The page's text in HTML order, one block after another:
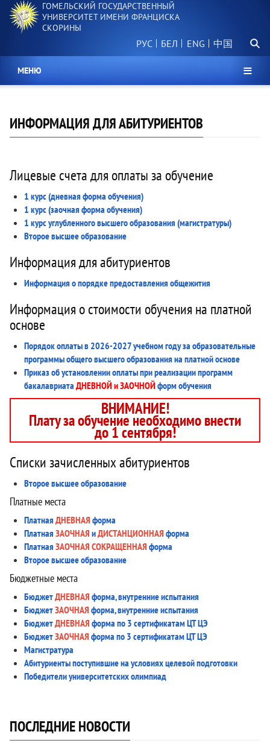
Перейти
основному
ГОМЕЛЬСКИЙ ГОСУДАРСТВЕННЫЙ
УНИВЕРСИТЕТ ИМЕНИ ФРАНЦИСКА
СКОРИНЫ
РУС БЕЛ 中国
МЕНЮ
ИНФОРМАЦИЯ ДЛЯ АБИТУРИЕНТОВ
Лицевые счета для оплаты за обучение
1 курс (дневная форма обучения)
1 курс (заочная форма обучения)
1 курс углубленного высшего образования (магистратуры)
Второе высшее образование
Информация для абитуриентов
Информация о порядке предоставления общежития
Информация о стоимости обучения на платной
основе
Порядок оплаты в 2026-2027 учебном году за образовательные
программы общего высшего образования на платной основе
Приказ об установлении оплаты при реализации программ
бакалавриата ДНЕВНОЙ и ЗАОЧНОЙ форм обучения
ВНИМАНИЕ!
Плату за обучение необходимо внести
до 1 сентября!
Списки зачисленных абитуриентов
Второе высшее образование
Платные места
Платная ДНЕВНАЯ форма
Платная ЗАОЧНАЯ иДИСТАНЦИОННАЯ форма
Платная ЗАОЧНАЯ СОКРАЩЕННАЯ форма
Второе высшее образование
Бюджетные места
БюджетДНЕВНАЯ форма, внутренние испытания
БюджетЗАОЧНАЯ форма, внутренние испытания
БюджетДНЕВНАЯ форма по 3 сертификатам ЦТ ЦЭ
БюджетЗАОЧНАЯ форма по 3 сертификатам ЦТ ЦЭ
Магистратура
Абитуриенты поступившие на условиях целевой подготовки
Победители университетских олимпиад
ПОСЛЕДНИЕ НОВОСТИ